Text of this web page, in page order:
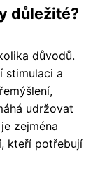
důležité?
důvodů.
stimulaci a
udržovat
zejména
kteří potřebují